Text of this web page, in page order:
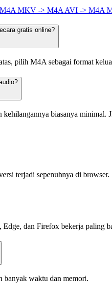
MKV -> M4A AVI -> M4A
gratis online?
pilih M4A sebagai format
kehilangannya biasanya
terjadi sepenuhnya di browser.
dan Firefox bekerja paling
banyak waktu dan memori.